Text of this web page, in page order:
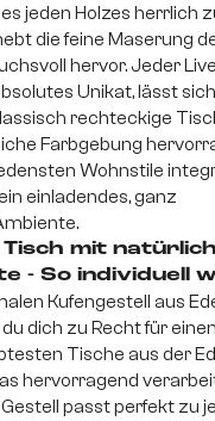
jeden Holzes herrlich
die feine Maserung
hervor. Jeder
Unikat, lässt
rechteckige
Farbgebung
Wohnstile
einladendes, ganz
Tisch mit
- So individuell
Kufengestell aus
dich zu Recht für einen
Tische aus der
hervorragend
passt perfekt zu